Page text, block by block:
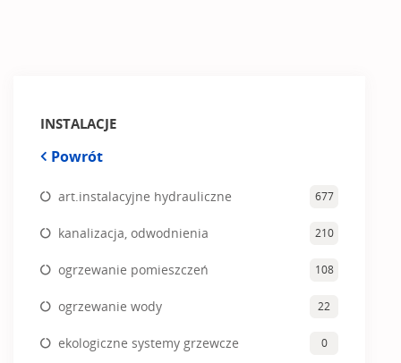
INSTALACJE
Powrót
art.instalacyjne hydrauliczne 677
kanalizacja, odwodnienia 210
ogrzewanie pomieszczeń 108
ogrzewanie wody 22
ekologiczne systemy grzewcze 0